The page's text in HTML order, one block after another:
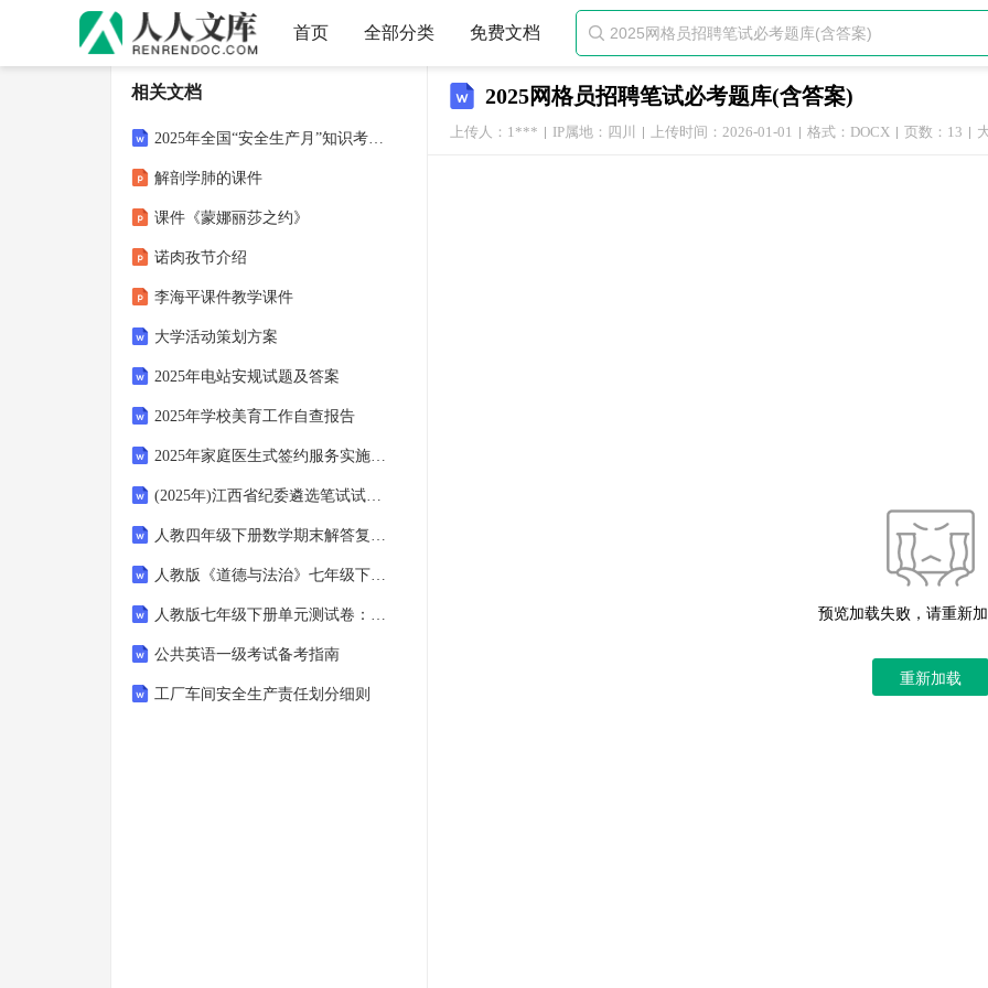
首页 全部分类 免费文档 
2025网格员招聘笔试必考题库(含答案)
上传人：1*** IP属地：四川 上传时间：2026-01-01 格式：DOCX 页数：13
预览加载失败，请重新
重新加载
相关文档
2025年全国“安全生产月”知识考试试题与参考答案
解剖学肺的课件
课件《蒙娜丽莎之约》
诺肉孜节介绍
李海平课件教学课件
大学活动策划方案
2025年电站安规试题及答案
2025年学校美育工作自查报告
2025年家庭医生式签约服务实施方案
(2025年)江西省纪委遴选笔试试题及答案
人教四年级下册数学期末解答复习附答案图文
人教版《道德与法治》七年级下册-5.1《我们的情感世界》教案
人教版七年级下册单元测试卷：第八章-二元一次方程组
公共英语一级考试备考指南
工厂车间安全生产责任划分细则